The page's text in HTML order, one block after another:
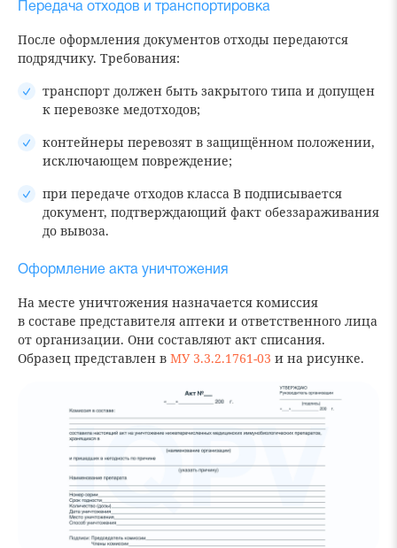
Передача отходов и транспортировка
После оформления документов отходы передаются
подрядчику. Требования:
транспорт должен быть закрытого типа и допущен
к перевозке медотходов;
контейнеры перевозят в защищённом положении,
исключающем повреждение;
при передаче отходов класса В подписывается
документ, подтверждающий факт обеззараживания
до вывоза.
Оформление акта уничтожения
На месте уничтожения назначается комиссия
в составе представителя аптеки и ответственного лица
от организации. Они составляют акт списания.
Образец представлен в МУ 3.3.2.1761-03 и на рисунке.